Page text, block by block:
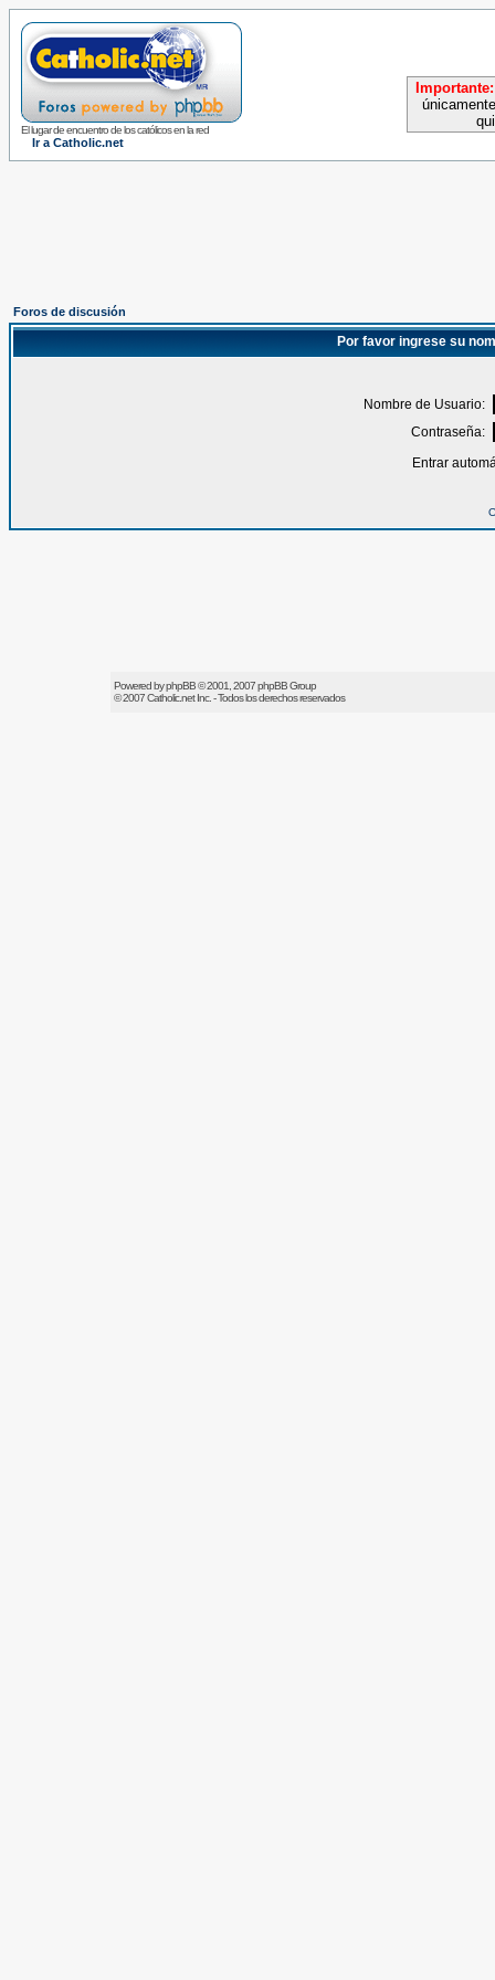
El lugar de encuentro de los católicos en la red
Ir a Catholic.net
Importante:
Foros de discusión
Por favor ingrese su
Nombre de Usuario:
Contraseña:
Entrar
Powered byphpBB© 2001, 2007 phpBB Group
© 2007Catholic.netInc. - Todos los derechos reservados